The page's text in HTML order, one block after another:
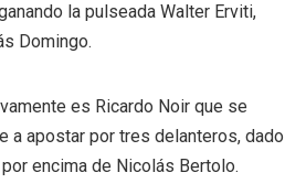
la pulseada Walter Erviti,
Domingo.
es Ricardo Noir que se
a apostar por tres delanteros, dado
encima de Nicolás Bertolo.